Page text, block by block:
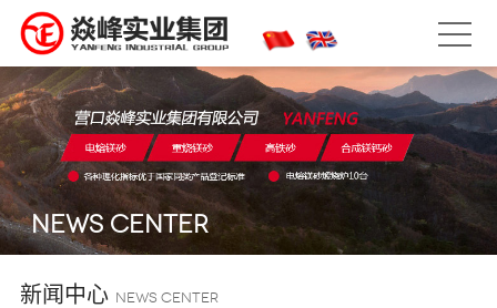
NEWS CENTER
新闻中心 NEWS CENTER